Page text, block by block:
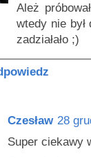
Ależ
wtedy nie
zadziałało ;)
Czesław 28
Super ciekawy